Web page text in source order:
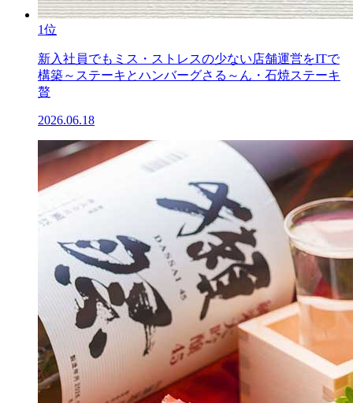
1位
新入社員でもミス・ストレスの少ない店舗運営をITで
構築～ステーキとハンバーグさる～ん・石焼ステーキ
贅
2026.06.18